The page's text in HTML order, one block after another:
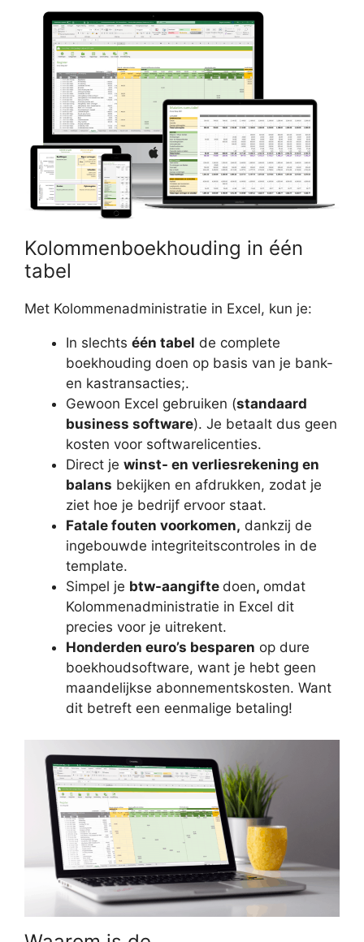
Kolommenboekhouding in één
tabel
Met Kolommenadministratie in Excel, kun je:
In slechts één tabel de complete
boekhouding doen op basis van je bank-
en kastransacties;.
Gewoon Excel gebruiken (standaard
business software). Je betaalt dus geen
kosten voor softwarelicenties.
Direct je winst- en verliesrekening en
balans bekijken en afdrukken, zodat je
ziet hoe je bedrijf ervoor staat.
Fatale fouten voorkomen, dankzij de
ingebouwde integriteitscontroles in de
template.
Simpel je btw-aangifte doen, omdat
Kolommenadministratie in Excel dit
precies voor je uitrekent.
Honderden euro’s besparen op dure
boekhoudsoftware, want je hebt geen
maandelijkse abonnementskosten. Want
dit betreft een eenmalige betaling!